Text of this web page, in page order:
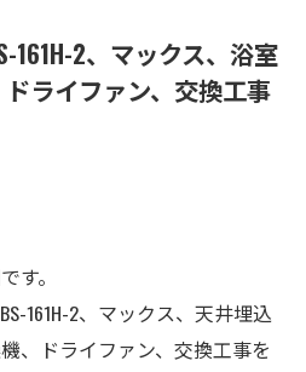
161H-2、マックス、浴室
ライファン、交換工事
す。
161H-2、マックス、天井埋込
、ドライファン、交換工事を